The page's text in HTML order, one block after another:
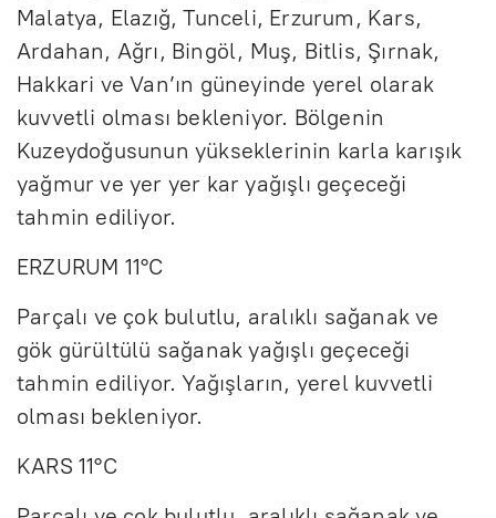
Malatya, Elazığ, Tunceli, Erzurum, Kars,
Ardahan, Ağrı, Bingöl, Muş, Bitlis, Şırnak,
Hakkari ve Van’ın güneyinde yerel olarak
kuvvetli olması bekleniyor. Bölgenin
Kuzeydoğusunun yükseklerinin karla karışık
yağmur ve yer yer kar yağışlı geçeceği
tahmin ediliyor.
ERZURUM 11°C
Parçalı ve çok bulutlu, aralıklı sağanak ve
gök gürültülü sağanak yağışlı geçeceği
tahmin ediliyor. Yağışların, yerel kuvvetli
olması bekleniyor.
KARS 11°C